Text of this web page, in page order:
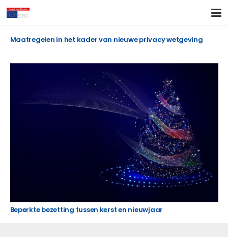
Maatregelen in het kader van nieuwe privacy wetgeving
Beperkte bezetting tussen kerst en nieuwjaar